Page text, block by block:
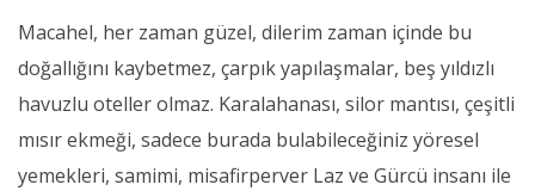
Macahel, her zaman güzel, dilerim zaman içinde bu
doğallığını kaybetmez, çarpık yapılaşmalar, beş yıldızlı
havuzlu oteller olmaz. Karalahanası, silor mantısı, çeşitli
mısır ekmeği, sadece burada bulabileceğiniz yöresel
yemekleri, samimi, misafirperver Laz ve Gürcü insanı ile